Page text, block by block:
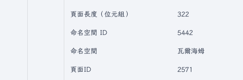
頁面長度（位元組） 322
命名空間 ID 5442
命名空間 瓦爾海姆
頁面ID 2571